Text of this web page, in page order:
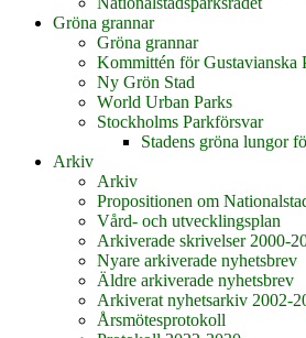
Gröna grannar
Gröna grannar
Kommittén för Gustavianska
Ny Grön Stad
World Urban Parks
Stockholms Parkförsvar
Stadens gröna lungor
Arkiv
Arkiv
Propositionen om
Vård- och utvecklingsplan
Arkiverade skrivelser 2000-
Nyare arkiverade nyhetsbrev
Äldre arkiverade nyhetsbrev
Arkiverat nyhetsarkiv 2002-
Årsmötesprotokoll